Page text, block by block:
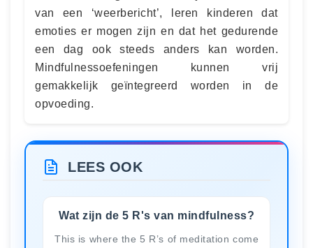
van een ‘weerbericht’, leren kinderen dat
emoties er mogen zijn en dat het gedurende
een dag ook steeds anders kan worden.
Mindfulnessoefeningen kunnen vrij
gemakkelijk geïntegreerd worden in de
opvoeding.
LEES OOK
Wat zijn de 5 R's van mindfulness?
This is where the 5 R’s of meditation come